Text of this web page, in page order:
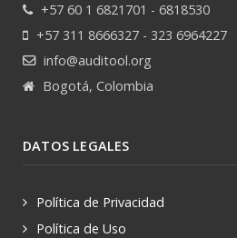
+57 60 1 6821701 - 6818530
+57 311 8666327 - 323 6964227
info@auditool.org
Bogotá, Colombia
DATOS LEGALES
Política de Privacidad
Política de Uso